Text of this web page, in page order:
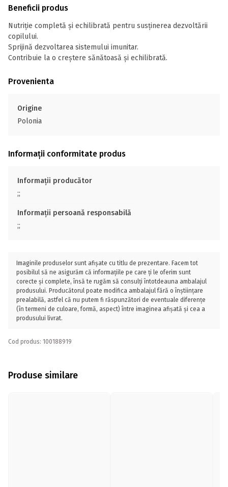
Beneficii produs
Nutriție completă și echilibrată pentru susținerea dezvoltării
copilului.
Sprijină dezvoltarea sistemului imunitar.
Contribuie la o creștere sănătoasă și echilibrată.
Provenienta
Origine
Polonia
Informații conformitate produs
Informații producător
;;
Informații persoană responsabilă
;;
Imaginile produselor sunt afișate cu titlu de prezentare. Facem tot
posibilul să ne asigurăm că informațiile pe care ți le oferim sunt
corecte și complete, însă te rugăm să consulți întotdeauna ambalajul
produsului. Producătorul poate modifica ambalajul fără o înștiințare
prealabilă, astfel că nu putem fi răspunzători de eventuale diferențe
(în termeni de culoare, formă, aspect) între imaginea afișată și cea a
produsului livrat.
Cod produs: 100188919
Produse similare